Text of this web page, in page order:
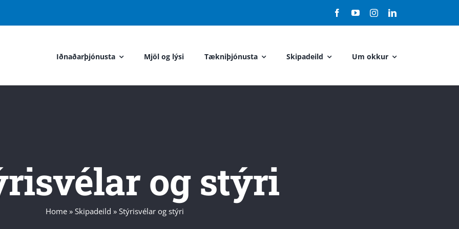
Iðnaðarþjónusta Mjöl og lýsi Tækniþjónusta Skipadeild Um okkur
og stýri
Home » Skipadeild » Stýrisvélar og stýri